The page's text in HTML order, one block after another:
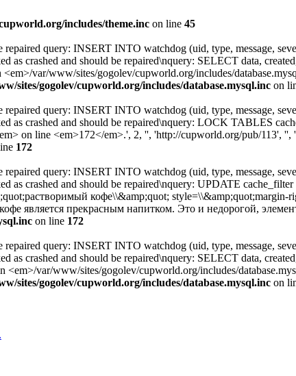
includes/theme.inc on line 45
repaired query: INSERT INTO watchdog (uid, type, message,
as crashed and should be repaired\nquery: SELECT data,
var/www/sites/gogolev/cupworld.org/includes/
sites/gogolev/cupworld.org/includes/database.mysql.inc on
repaired query: INSERT INTO watchdog (uid, type, message,
as crashed and should be repaired\nquery: LOCK TABLES
on line <em>172</em>.', 2, '', 'http://cupworld.org/pub/113',
172
repaired query: INSERT INTO watchdog (uid, type, message,
as crashed and should be repaired\nquery: UPDATE
кофе\\&amp;quot;
является прекрасным напитком. Это и недорогой,
on line 172
repaired query: INSERT INTO watchdog (uid, type, message,
as crashed and should be repaired\nquery: SELECT data,
var/www/sites/gogolev/cupworld.org/includes/
sites/gogolev/cupworld.org/includes/database.mysql.inc on